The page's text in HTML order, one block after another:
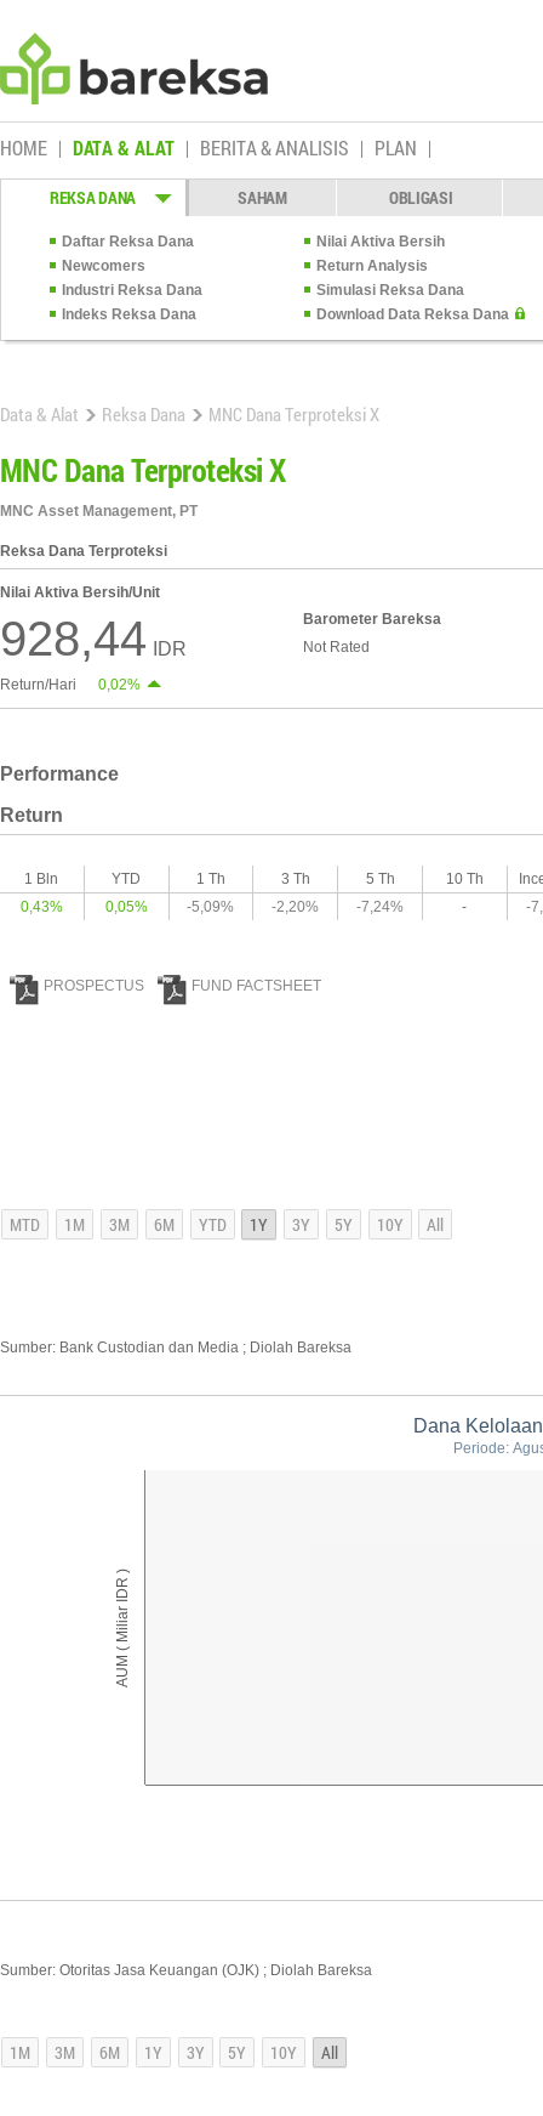
HOME DATA & ALAT BERITA & ANALISIS PLAN
REKSA DANA SAHAM OBLIGASI
Daftar Reksa Dana
Nilai Aktiva Bersih
Newcomers
Return Analysis
Industri Reksa Dana
Simulasi Reksa Dana
Indeks Reksa Dana
Download Data Reksa Dana
Data & Alat Reksa Dana MNC Dana Terproteksi X
MNC Dana Terproteksi X
MNC Asset Management, PT
Reksa Dana Terproteksi
Nilai Aktiva Bersih/Unit
928,44 IDR
Barometer Bareksa
Not Rated
Return/Hari 0,02%
Performance
Return
1 Bln YTD 1 Th 3 Th 5 Th 10 Th
0,43%
0,05% -5,09% -2,20% -7,24% - -
PROSPECTUS FUND FACTSHEET
Sumber: Bank Custodian dan Media ; Diolah Bareksa
AUM ( Miliar IDR )
Dana
Periode:
Sumber: Otoritas Jasa Keuangan (OJK) ; Diolah Bareksa